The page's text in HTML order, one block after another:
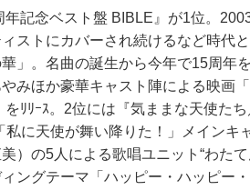
年記念ベスト盤 BIBLE』が1位。
ストにカバーされ続けるなど時代
」。名曲の誕生から今年で15周年
みほか豪華キャスト陣による映画
ﾘﾘｰｽ。2位には『気ままな天使た
に天使が舞い降りた！」メインキ
）の5人による歌唱ユニット“わた
ングテーマ「ハッピー・ハッピー